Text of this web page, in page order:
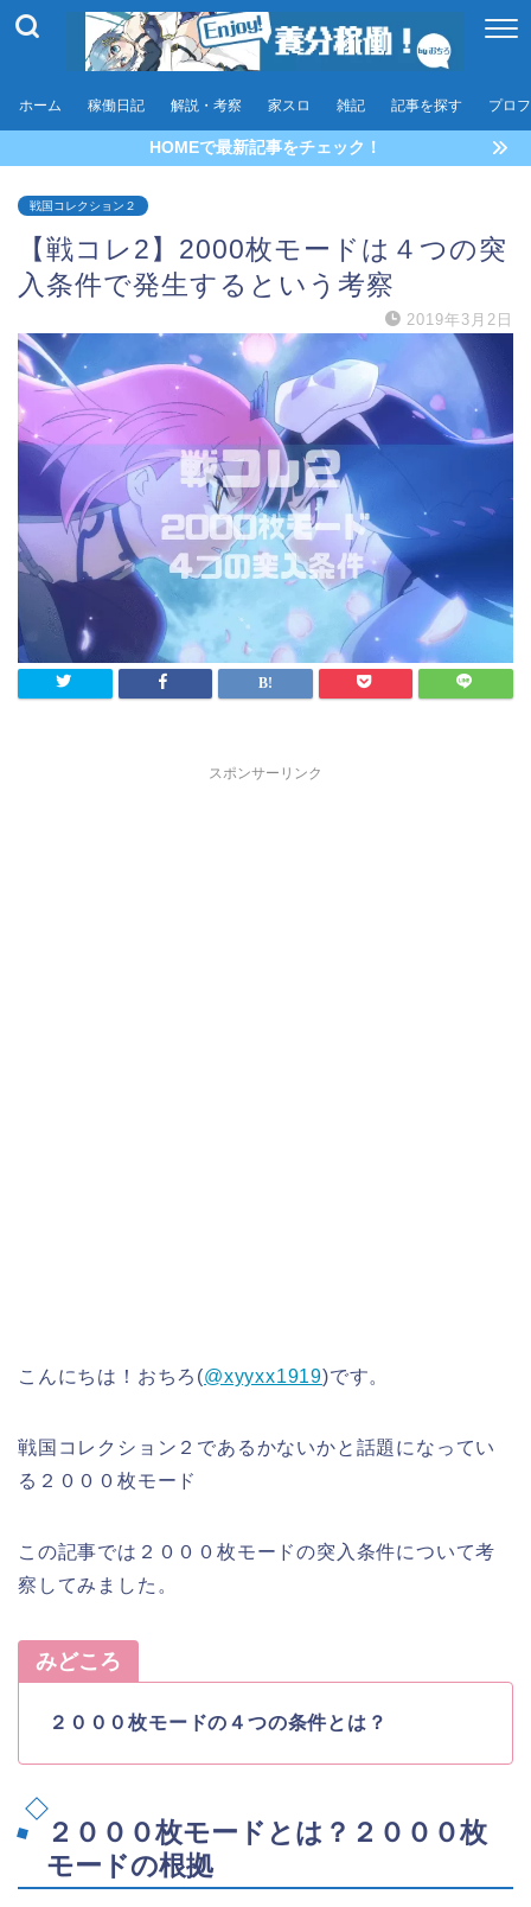
ホーム 稼働日記 解説・考察 家スロ 雑記 記事を探す プロ
HOMEで最新記事をチェック！
戦国コレクション２
【戦コレ2】2000枚モードは４つの突
入条件で発生するという考察
2019年3月2日
スポンサーリンク
こんにちは！おちろ(@xyyxx1919)です。
戦国コレクション２であるかないかと話題になってい
る２０００枚モード
この記事では２０００枚モードの突入条件について考
察してみました。
みどころ
２０００枚モードの４つの条件とは？
２０００枚モードとは？２０００枚
モードの根拠